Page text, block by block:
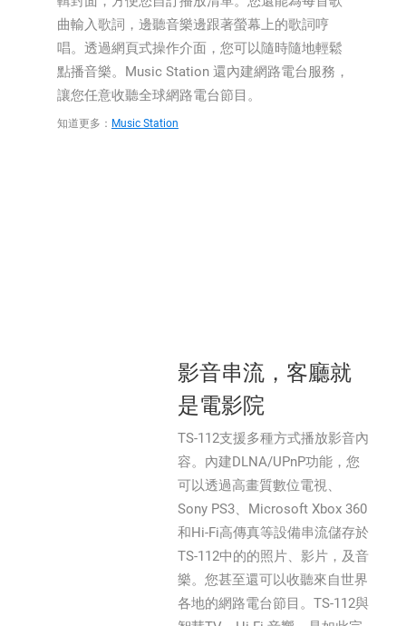
曲輸入歌詞，邊聽音樂邊跟著螢幕上的歌詞哼
唱。透過網頁式操作介面，您可以隨時隨地輕鬆
點播音樂。Music Station 還內建網路電台服務，
讓您任意收聽全球網路電台節目。
知道更多： Music Station
影音串流，客廳就
是電影院
TS-112支援多種方式播放影音內
容。內建DLNA/UPnP功能，您
可以透過高畫質數位電視、
Sony PS3、Microsoft Xbox 360
和Hi-Fi高傳真等設備串流儲存於
TS-112中的的照片、影片，及音
樂。您甚至還可以收聽來自世界
各地的網路電台節目。TS-112與